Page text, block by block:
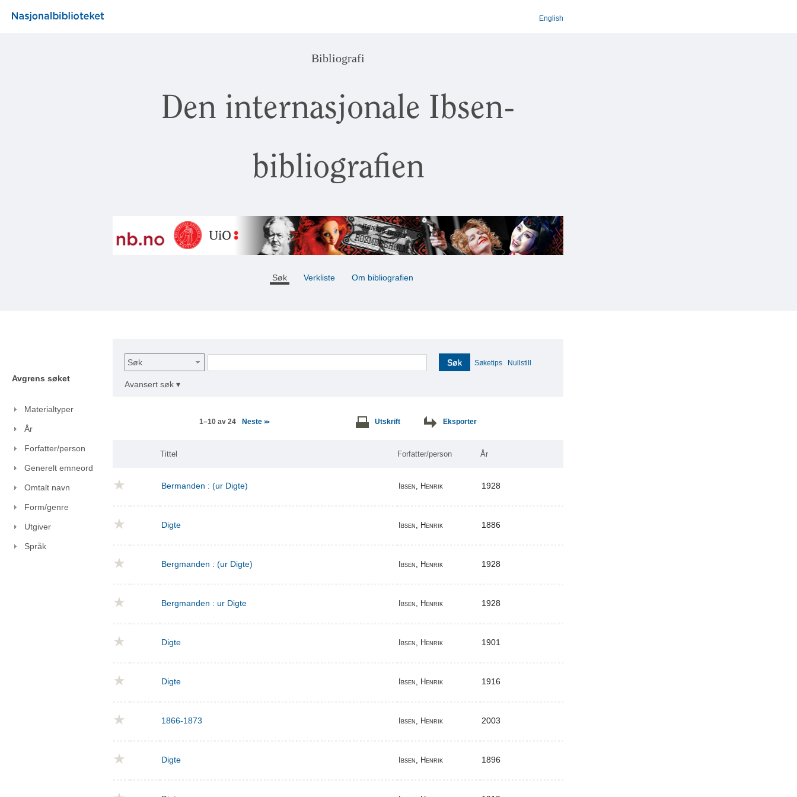
English
Bibliografi
Den internasjonale Ibsen-
bibliografien
Søk Verkliste Om bibliografien
Avgrens søket
Materialtyper
År
Forfatter/person
Generelt emneord
Omtalt navn
Form/genre
Utgiver
Språk
Søk Søk Søketips Nullstill
Avansert søk ▾
1–10 av 24 Neste>> Utskrift Eksporter
Tittel Forfatter/person År
Bermanden : (ur Digte) Ibsen, Henrik 1928
Digte Ibsen, Henrik 1886
Bergmanden : (ur Digte) Ibsen, Henrik 1928
Bergmanden : ur Digte Ibsen, Henrik 1928
Digte Ibsen, Henrik 1901
Digte Ibsen, Henrik 1916
1866-1873 Ibsen, Henrik 2003
Digte Ibsen, Henrik 1896